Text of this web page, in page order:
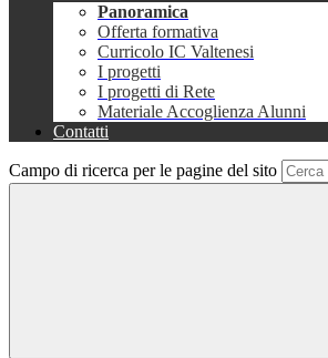
Panoramica
Offerta formativa
Curricolo IC Valtenesi
I progetti
I progetti di Rete
Materiale Accoglienza Alunni
Contatti
Campo di ricerca per le pagine del sito